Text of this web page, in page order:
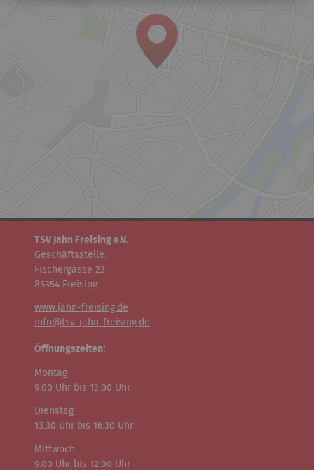
TSV Jahn Freising e.V.
Geschäftsstelle:
Fischergasse 23
85354 Freising
www.jahn-freising.de
info@tsv-jahn-freising.de
Öffnungszeiten:
Montag
9.00 Uhr bis 12.00 Uhr
Dienstag
13.30 Uhr bis 16.30 Uhr
Mittwoch
9.00 Uhr bis 12.00 Uhr